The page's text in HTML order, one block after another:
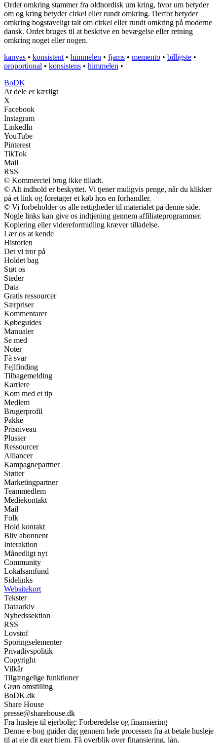
Ordet omkring stammer fra oldnordisk um kring, hvor um betyder
om og kring betyder cirkel eller rundt omkring. Derfor betyder
omkring bogstaveligt talt om cirkel eller rundt omkring på moderne
dansk. Ordet bruges til at beskrive en bevægelse eller retning
omkring noget eller nogen.
kanvas • konsistent • himmelen • fjams • memento • billigste •
proportional • konsistens • himmelen •
BoDK
At dele er kærligt
X
Facebook
Instagram
LinkedIn
YouTube
Pinterest
TikTok
Mail
RSS
© Kommerciel brug ikke tilladt.
© Alt indhold er beskyttet. Vi tjener muligvis penge, når du klikker
på et link og foretager et køb hos en forhandler.
© Vi forbeholder os alle rettigheder til materialet på denne side.
Nogle links kan give os indtjening gennem affiliateprogrammer.
Kopiering eller videreformidling kræver tilladelse.
Lær os at kende
Historien
Det vi tror på
Holdet bag
Støt os
Steder
Data
Gratis ressourcer
Særpriser
Kommentarer
Købeguides
Manualer
Se med
Noter
Få svar
Fejlfinding
Tilbagemelding
Karriere
Kom med et tip
Medlem
Brugerprofil
Pakke
Prisniveau
Plusser
Ressourcer
Alliancer
Kampagnepartner
Støtter
Marketingpartner
Teammedlem
Mediekontakt
Mail
Folk
Hold kontakt
Bliv abonnent
Interaktion
Månedligt nyt
Community
Lokalsamfund
Sidelinks
Websitekort
Tekster
Dataarkiv
Nyhedssektion
RSS
Lovstof
Sporingselementer
Privatlivspolitik
Copyright
Vilkår
Tilgængelige funktioner
Grøn omstilling
BoDK.dk
Share House
presse@sharehouse.dk
Fra husleje til ejerbolig: Forberedelse og finansiering
Denne e-bog guider dig gennem hele processen fra at betale husleje
til at eje dit eget hjem. Få overblik over finansiering, lån,